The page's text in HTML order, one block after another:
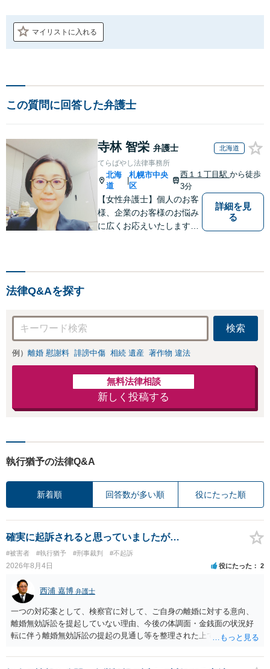
マイリストに入れる
この質問に回答した弁護士
寺林 智栄 弁護士 北海道
てらばやし法律事務所
北海
道
|
札幌市中央
区
西１１丁目駅から徒歩
3分
【女性弁護士】個人のお客
様、企業のお客様のお悩み
に広くお応えいたします。
詳細を見
る
法律Q&Aを探す
検索
例） 離婚 慰謝料 誹謗中傷 相続 遺産 著作物 違法
無料法律相談
新しく投稿する
執行猶予の法律Q&A
新着順 回答数が多い順 役にたった順
確実に起訴されると思っていましたが…
#被害者 #執行猶予 #刑事裁判 #不起訴
2026年8月4日 役にたった 2
西浦 嘉博 弁護士
一つの対応案として、検察官に対して、ご自身の離婚に対する意向、
離婚無効訴訟を提起していない理由、今後の体調面・金銭面の状況好
転に伴う離婚無効訴訟の提起の見通し等を整理された上で、書面とし
検察官の処分判断の際、相談者さんの意向を示す証拠の一つとして位